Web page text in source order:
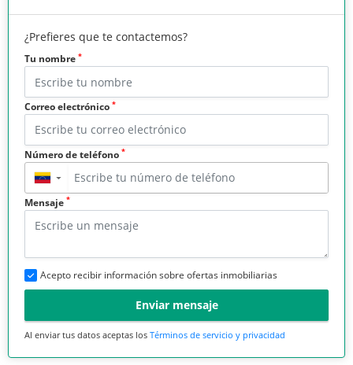
¿Prefieres que te contactemos?
Tu nombre *
Correo electrónico *
Número de teléfono *
▼
Mensaje *
Acepto recibir información sobre ofertas inmobiliarias
Enviar mensaje
Al enviar tus datos aceptas los Términos de servicio y privacidad